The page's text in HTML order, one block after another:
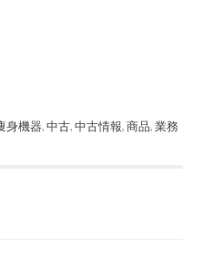
身機器,中古,中古情報,商品,業務